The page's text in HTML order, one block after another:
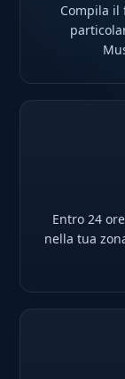
Compila il
Entro 24
nella tua